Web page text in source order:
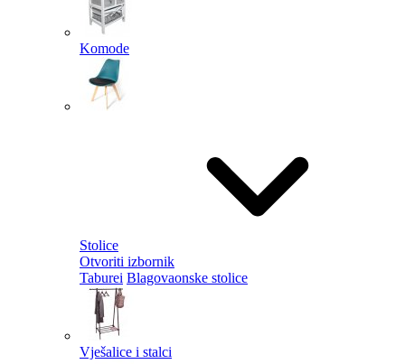
Komode
Stolice
Otvoriti izbornik
Taburei Blagovaonske stolice
Vješalice i stalci